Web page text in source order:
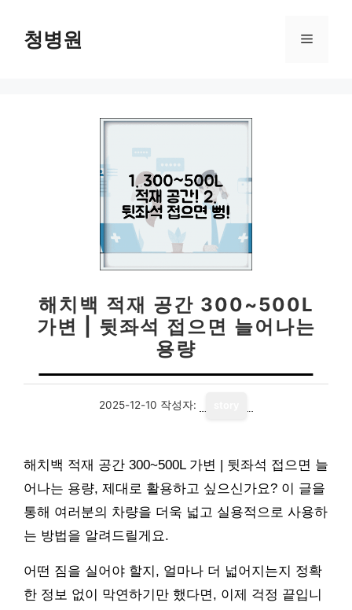
청병원 메
해치백 적재 공간 300~500L
가변 | 뒷좌석 접으면 늘어나는
용량
2025-12-10 작성자:
해치백 적재 공간 300~500L 가변 | 뒷좌석 접으면 늘
어나는 용량, 제대로 활용하고 싶으신가요? 이 글을
통해 여러분의 차량을 더욱 넓고 실용적으로 사용하
는 방법을 알려드릴게요.
어떤 짐을 실어야 할지, 얼마나 더 넓어지는지 정확
한 정보 없이 막연하기만 했다면, 이제 걱정 끝입니